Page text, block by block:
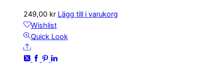
249,00 kr Lägg till i varukorg
Wishlist
Quick Look
Share